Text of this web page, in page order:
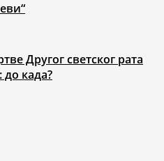
Другог светског рата
када?